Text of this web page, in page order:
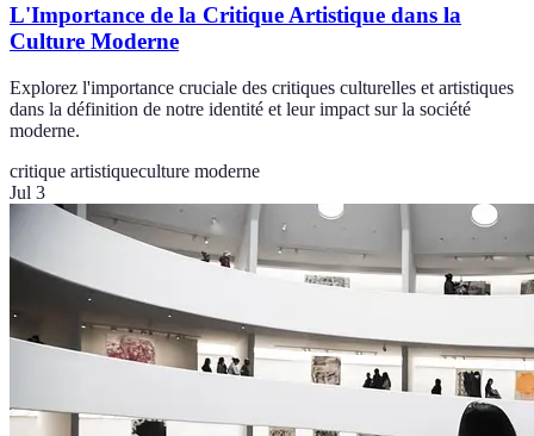
L'Importance de la Critique Artistique dans la
Culture Moderne
Explorez l'importance cruciale des critiques culturelles et artistiques
dans la définition de notre identité et leur impact sur la société
moderne.
critique artistiqueculture moderne
Jul 3